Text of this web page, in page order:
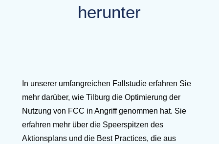
herunter
In unserer umfangreichen Fallstudie erfahren Sie
mehr darüber, wie Tilburg die Optimierung der
Nutzung von FCC in Angriff genommen hat. Sie
erfahren mehr über die Speerspitzen des
Aktionsplans und die Best Practices, die aus